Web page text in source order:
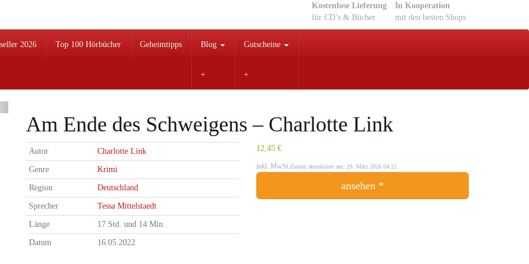
Kostenlose Lieferung
für CD’s & Bücher
In Kooperation
mit den besten Shops
2026 Top 100 Hörbücher Geheimtipps Blog Gutscheine
Am Ende des Schweigens – Charlotte Link
12,45 €
inkl. MwSt.Zuletzt aktualisiert am: 29. März 2026 04:22
ansehen *
Autor Charlotte Link
Genre Krimi
Region Deutschland
Sprecher Tessa Mittelstaedt
Länge 17 Std. und 14 Min.
Datum 16.05.2022